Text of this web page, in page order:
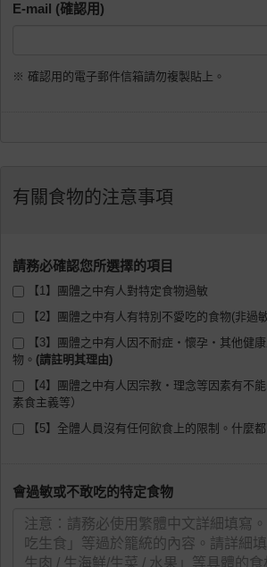
E-mail (確認用)
※ 確認用的電子郵件信箱請勿複製貼上。
有關食物的注意事項
請務必確認您所選擇的項目
【1】團體之中有人對特定食物過敏
【2】團體之中有人有特別不愛吃的食物(非過
【3】團體之中有人因不耐症・懷孕・其他健
物。
【4】團體之中有人因宗教・理念等因素有不
素食主義等）
【5】全體人員沒有任何飲食上的限制。什麼都
會過敏或不敢吃的特定食物